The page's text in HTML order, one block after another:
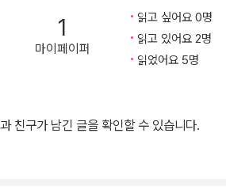
이의 이야기를 그렸다. 기찬이는 초등학교
바꾸게 된다. 선생님이 정해 준 짝꿍 말고
새로운 아이와 짝꿍이 되는 것이다. 기찬이
’라고 적힌 종이를 뽑은 주연이가 바로 짝
이들도 꼼짝 못하는 무서운 아이. 소심한
된 게 눈물이 핑 돌 정도로 마음에 들지 않
얼굴을 그리라는 선생님의 말씀에 새 짝꿍
1
마이페이퍼
읽고 싶어요 0명
읽고 있어요 2명
읽었어요 5명
친구가 남긴 글을 확인할 수 있습니다.